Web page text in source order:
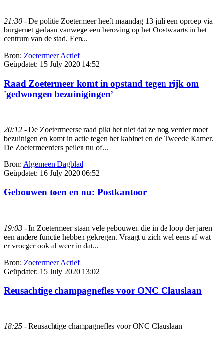
21:30 - De politie Zoetermeer heeft maandag 13 juli een oproep via
burgernet gedaan vanwege een beroving op het Oostwaarts in het
centrum van de stad. Een...
Bron: Zoetermeer Actief
Geüpdatet: 15 July 2020 14:52
Raad Zoetermeer komt in opstand tegen rijk om
'gedwongen bezuinigingen’
20:12 - De Zoetermeerse raad pikt het niet dat ze nog verder moet
bezuinigen en komt in actie tegen het kabinet en de Tweede Kamer.
De Zoetermeerders peilen nu of...
Bron: Algemeen Dagblad
Geüpdatet: 16 July 2020 06:52
Gebouwen toen en nu: Postkantoor
19:03 - In Zoetermeer staan vele gebouwen die in de loop der jaren
een andere functie hebben gekregen. Vraagt u zich wel eens af wat
er vroeger ook al weer in dat...
Bron: Zoetermeer Actief
Geüpdatet: 15 July 2020 13:02
Reusachtige champagnefles voor ONC Clauslaan
18:25 - Reusachtige champagnefles voor ONC Clauslaan